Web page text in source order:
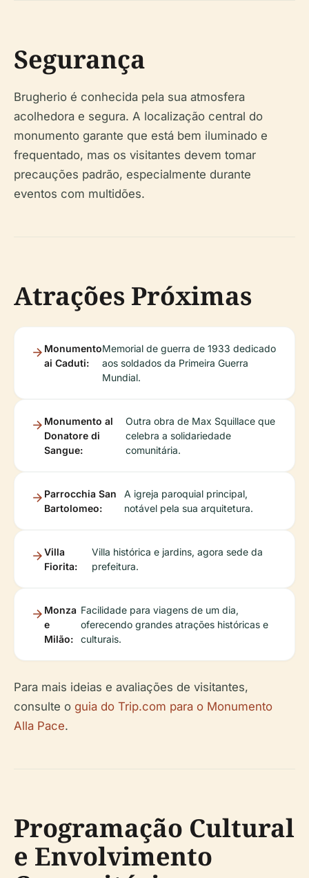
Segurança
Brugherio é conhecida pela sua atmosfera
acolhedora e segura. A localização central do
monumento garante que está bem iluminado e
frequentado, mas os visitantes devem tomar
precauções padrão, especialmente durante
eventos com multidões.
Atrações Próximas
Monumento
ai Caduti:
Memorial de guerra de 1933 dedicado
aos soldados da Primeira Guerra
Mundial.
Monumento al
Donatore di
Sangue:
Outra obra de Max Squillace que
celebra a solidariedade
comunitária.
Parrocchia San
Bartolomeo:
A igreja paroquial principal,
notável pela sua arquitetura.
Villa
Fiorita:
Villa histórica e jardins, agora sede da
prefeitura.
Monza
e
Milão:
Facilidade para viagens de um dia,
oferecendo grandes atrações históricas e
culturais.
Para mais ideias e avaliações de visitantes,
consulte o guia do Trip.com para o Monumento
Alla Pace.
Programação Cultural
e Envolvimento